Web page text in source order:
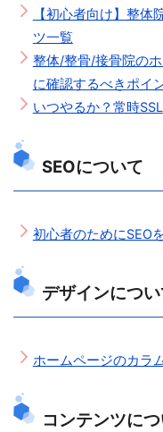
【初心者向け】整
ツ一覧
整体/整骨/接骨院の
に確認するべきポイ
いつやるか？常時SSL
SEOについて
初心者のためにSEO
デザインにつ
ホームページのカラ
コンテンツに